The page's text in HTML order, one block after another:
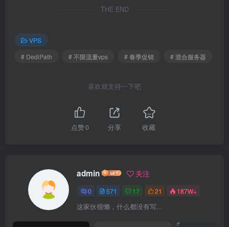
THE END
VPS
# DediPath
# 不限流量vps # 春季促销 # 混合服务器
喜欢就支持一下吧
点赞0 分享 收藏
admin 关注
0 571 17 21 187W+
这家伙很懒，什么都没有写...